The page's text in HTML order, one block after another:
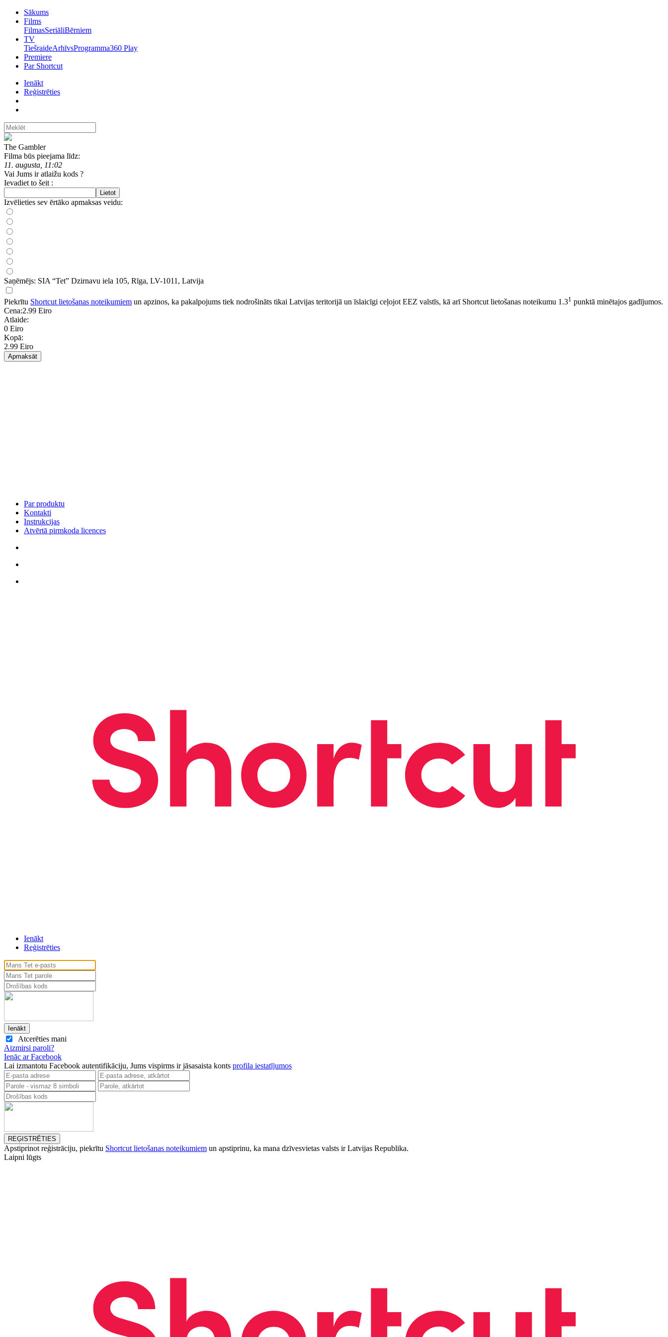
Sākums
Films
FilmasSeriāliBērniem
TV
TiešraideArhīvsProgramma360 Play
Premiere
Par Shortcut
Ienākt
Reģistrēties
The Gambler
Filma būs pieejama līdz:
11. augusta, 11:02
Vai Jums ir atlaižu kods ?
Ievadiet to šeit :
Lietot
Izvēlieties sev ērtāko apmaksas veidu:
Saņēmējs: SIA “Tet” Dzirnavu iela 105, Rīga, LV-1011, Latvija
Piekrītu Shortcut lietošanas noteikumiem un apzinos, ka pakalpojums tiek nodrošināts tikai Latvijas teritorijā un īslaicīgi ceļojot EEZ valstīs, kā arī Shortcut lietošanas noteikumu 1.31 punktā minētajos gadījumos.
Cena:2.99 Eiro
Atlaide:
0 Eiro
Kopā:
2.99 Eiro
Apmaksāt
Par produktu
Kontakti
Instrukcijas
Atvērtā pirmkoda licences
Ienākt
Reģistrēties
Atcerēties mani
Aizmirsi paroli?
Ienāc ar Facebook
Lai izmantotu Facebook autentifikāciju, Jums vispirms ir jāsasaista konts profila iestatījumos
REĢISTRĒTIES
Apstiprinot reģistrāciju, piekrītu Shortcut lietošanas noteikumiem un apstiprinu, ka mana dzīvesvietas valsts ir Latvijas Republika.
Laipni lūgts